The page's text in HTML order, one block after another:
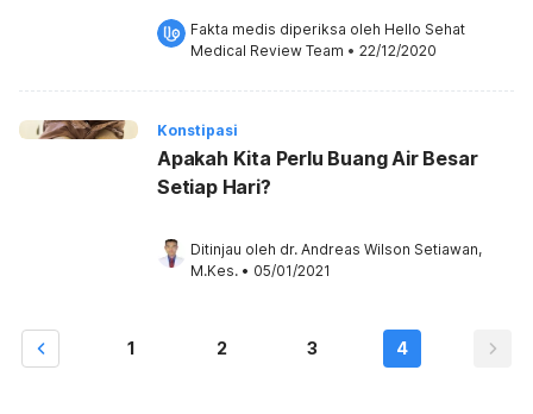
Fakta medis diperiksa oleh Hello Sehat
Medical Review Team • 22/12/2020
Konstipasi
Apakah Kita Perlu Buang Air Besar
Setiap Hari?
Ditinjau oleh dr. Andreas Wilson Setiawan,
M.Kes. • 05/01/2021
1 2 3 4